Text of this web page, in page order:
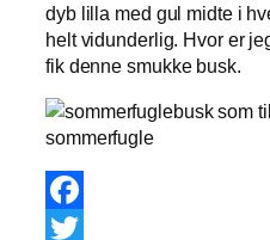
dyb lilla med gul midte i
helt vidunderlig. Hvor er
fik denne smukke busk.
Facebook